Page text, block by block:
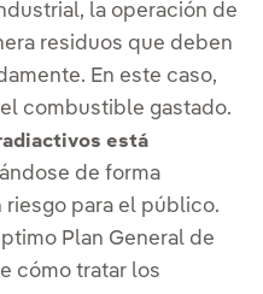
la operación de
residuos que deben
En este caso,
combustible gastado.
está
de forma
para el público.
Plan General de
cómo tratar los